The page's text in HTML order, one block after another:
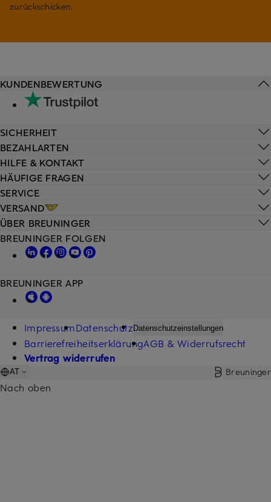
zurückschicken.
HILFE & KONTAKT
HÄUFIGE FRAGEN
SERVICE
VERSAND
KUNDENBEWERTUNG
SICHERHEIT
BEZAHLARTEN
ÜBER BREUNINGER
BREUNINGER FOLGEN
BREUNINGER APP
ImpressumDatenschutz Datenschutzeinstellungen
BarrierefreiheitserklärungAGB & Widerrufsrecht
Vertrag widerrufen
AT Breuninger
Nach oben